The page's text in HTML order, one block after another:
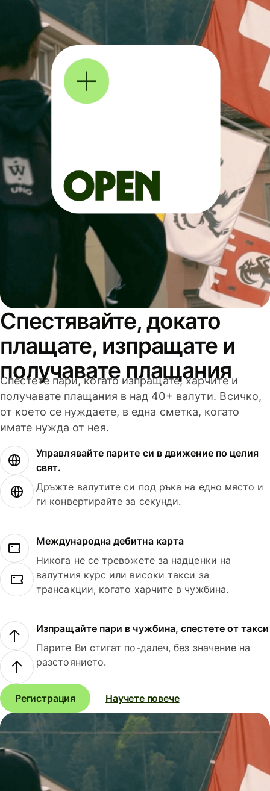
Спестявайте, докато
плащате, изпращате и
получавате плащания
Спестете пари, когато изпращате, харчите и
получавате плащания в над 40+ валути. Всичко,
от което се нуждаете, в една сметка, когато
имате нужда от нея.
Управлявайте парите си в движение по целия
свят.
Дръжте валутите си под ръка на едно място и
ги конвертирайте за секунди.
Международна дебитна карта
Никога не се тревожете за надценки на
валутния курс или високи такси за
трансакции, когато харчите в чужбина.
Изпращайте пари в чужбина, спестете от такси
Парите Ви стигат по-далеч, без значение на
разстоянието.
Регистрация Научете повече